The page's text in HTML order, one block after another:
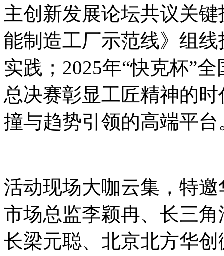
主创新发展论坛共议关
能制造工厂示范线》组
实践；2025年“快克杯”
总决赛彰显工匠精神的
撞与趋势引领的高端平台
活动现场大咖云集，特
市场总监李颖冉、长三
长梁元聪、北京北方华